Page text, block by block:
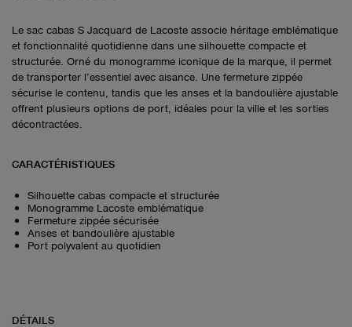
Le sac cabas S Jacquard de Lacoste associe héritage emblématique
et fonctionnalité quotidienne dans une silhouette compacte et
structurée. Orné du monogramme iconique de la marque, il permet
de transporter l’essentiel avec aisance. Une fermeture zippée
sécurise le contenu, tandis que les anses et la bandoulière ajustable
offrent plusieurs options de port, idéales pour la ville et les sorties
décontractées.
CARACTÉRISTIQUES
Silhouette cabas compacte et structurée
Monogramme Lacoste emblématique
Fermeture zippée sécurisée
Anses et bandoulière ajustable
Port polyvalent au quotidien
DÉTAILS